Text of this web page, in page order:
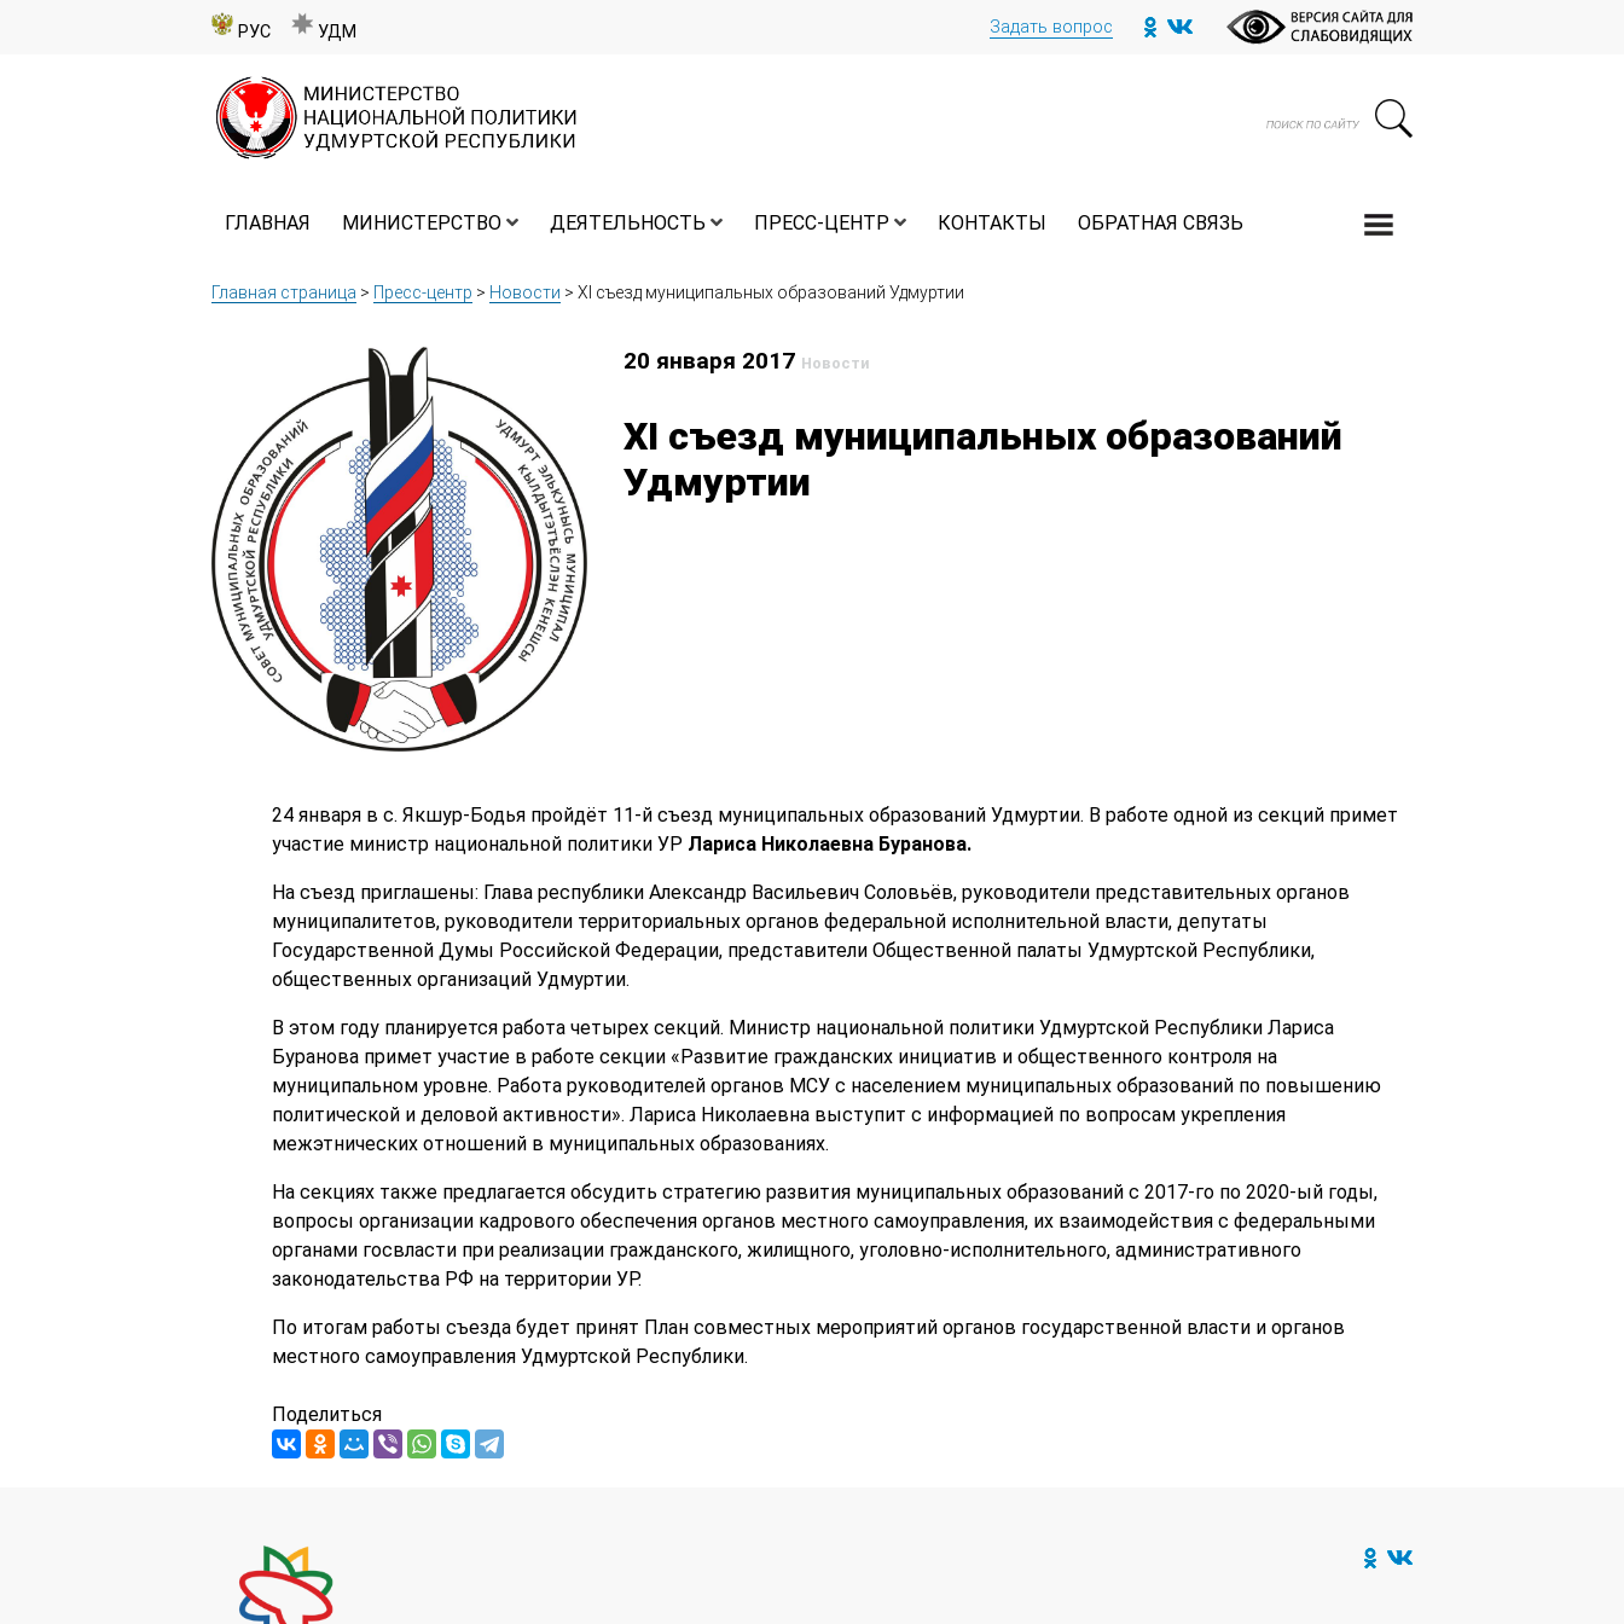
РУС УДМ Задать вопрос
ГЛАВНАЯ МИНИСТЕРСТВО ДЕЯТЕЛЬНОСТЬ ПРЕСС-ЦЕНТР КОНТАКТЫ ОБРАТНАЯ СВЯЗЬ
Главная страница > Пресс-центр > Новости > XI съезд муниципальных образований Удмуртии
20 января 2017 Новости
XI съезд муниципальных образований
Удмуртии
24 января в с. Якшур-Бодья пройдёт 11-й съезд муниципальных образований Удмуртии. В работе одной из секций примет
участие министр национальной политики УР Лариса Николаевна Буранова.
На съезд приглашены: Глава республики Александр Васильевич Соловьёв, руководители представительных органов
муниципалитетов, руководители территориальных органов федеральной исполнительной власти, депутаты
Государственной Думы Российской Федерации, представители Общественной палаты Удмуртской Республики,
общественных организаций Удмуртии.
В этом году планируется работа четырех секций. Министр национальной политики Удмуртской Республики Лариса
Буранова примет участие в работе секции «Развитие гражданских инициатив и общественного контроля на
муниципальном уровне. Работа руководителей органов МСУ с населением муниципальных образований по повышению
политической и деловой активности». Лариса Николаевна выступит с информацией по вопросам укрепления
межэтнических отношений в муниципальных образованиях.
На секциях также предлагается обсудить стратегию развития муниципальных образований с 2017-го по 2020-ый годы,
вопросы организации кадрового обеспечения органов местного самоуправления, их взаимодействия с федеральными
органами госвласти при реализации гражданского, жилищного, уголовно-исполнительного, административного
законодательства РФ на территории УР.
По итогам работы съезда будет принят План совместных мероприятий органов государственной власти и органов
местного самоуправления Удмуртской Республики.
Поделиться